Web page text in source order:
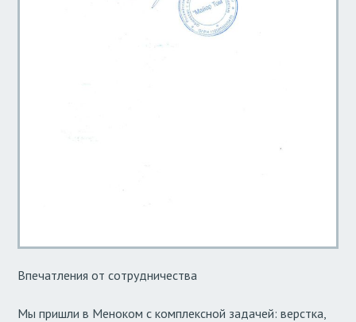
Впечатления от сотрудничества
Мы пришли в Меноком с комплексной задачей: верстка,